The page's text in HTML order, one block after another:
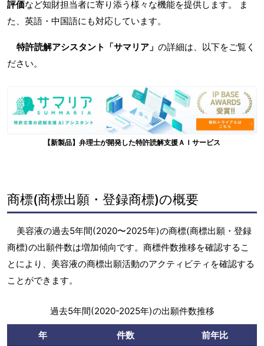
評価など知財担当者に寄り添う様々な機能を提供します。 ま
た、英語・中国語にも対応しています。
特許読解アシスタント「サマリア」 の詳細は、以下をご覧く
ださい。
【新製品】弁理士が開発した特許読解支援ＡＩサービス
商標(商標出願・登録商標)の概要
美容液の過去5年間(2020〜2025年)の商標(商標出願・登録
商標)の出願件数は増加傾向です。商標件数推移を確認するこ
とにより、美容液の商標出願活動のアクティビティを確認する
ことができます。
過去5年間(2020-2025年)の出願件数推移
年 件数
前年比